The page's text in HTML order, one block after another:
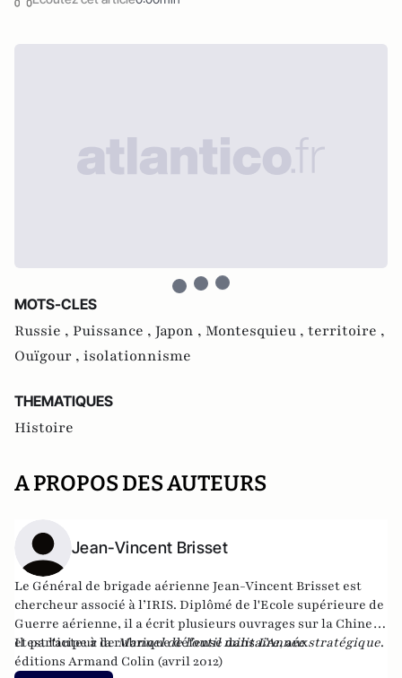
MOTS-CLES
Russie , Puissance , Japon , Montesquieu , territoire ,
Ouïgour , isolationnisme
THEMATIQUES
Histoire
A PROPOS DES AUTEURS
Jean-Vincent Brisset
Le Général de brigade aérienne Jean-Vincent Brisset est
chercheur associé à l’IRIS. Diplômé de l'Ecole supérieure de
Guerre aérienne, il a écrit plusieurs ouvrages sur la Chine,
et participe à la rubrique défense dansL’Année stratégique.
Il est l'auteur deManuel de l'outil militaire, aux
éditions Armand Colin (avril 2012)